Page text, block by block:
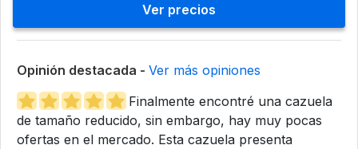
Ver precios
Opinión destacada - Ver más opiniones
Finalmente encontré una cazuela
de tamaño reducido, sin embargo, hay muy pocas
ofertas en el mercado. Esta cazuela presenta